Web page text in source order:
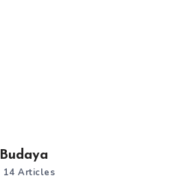
Budaya
14 Articles